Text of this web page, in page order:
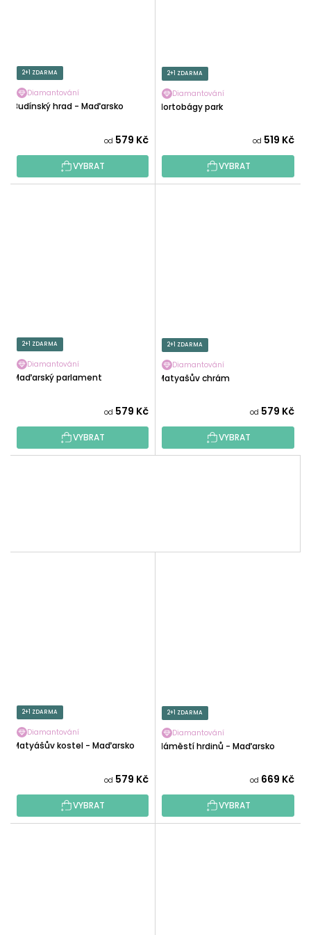
2+1 ZDARMA
Diamantování
Budínský hrad - Maďarsko
od 579 Kč
VYBRAT
2+1 ZDARMA
Diamantování
Hortobágy park
od 519 Kč
VYBRAT
2+1 ZDARMA
Diamantování
Maďarský parlament
od 579 Kč
VYBRAT
2+1 ZDARMA
Diamantování
Matyašův chrám
od 579 Kč
VYBRAT
2+1 ZDARMA
Diamantování
Matyášův kostel - Maďarsko
od 579 Kč
VYBRAT
2+1 ZDARMA
Diamantování
Náměstí hrdinů - Maďarsko
od 669 Kč
VYBRAT